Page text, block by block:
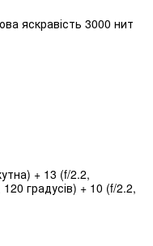
яскравість 3000 нит
+ 13 (f/2.2,
градусів) + 10 (f/2.2,